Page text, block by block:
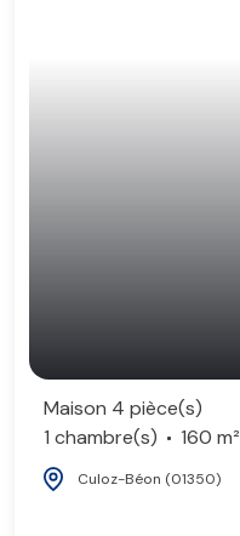
Maison 4 pièce(s)
1 chambre(s)
160 m²
Culoz-Béon (01350)